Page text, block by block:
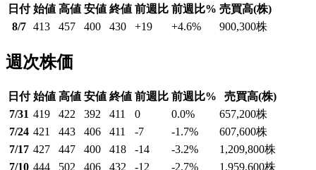
日付 始値 高値 安値 終値 前週比 前週比% 売買高(株)
8/7 413 457 400 430 +19 +4.6% 900,300株
週次株価
日付 始値 高値 安値 終値 前週比 前週比%
売買高(株)
7/31 419 422 392 411 0 0.0% 657,200株
7/24 421 443 406 411 -7 -1.7% 607,600株
7/17 427 447 400 418 -14 -3.2% 1,209,800株
7/10 444 502 406 432 -12 -2.7% 1,959,600株